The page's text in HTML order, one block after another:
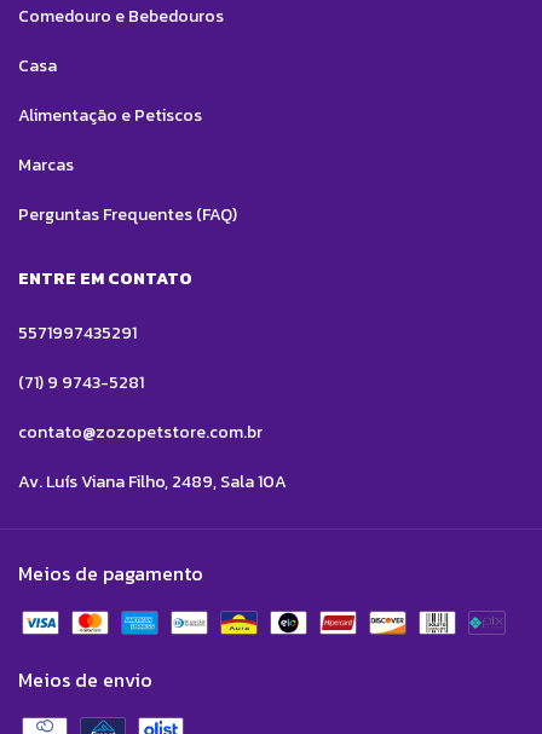
Comedouro e Bebedouros
Casa
Alimentação e Petiscos
Marcas
Perguntas Frequentes (FAQ)
ENTRE EM CONTATO
5571997435291
(71) 9 9743-5281
contato@zozopetstore.com.br
Av. Luís Viana Filho, 2489, Sala 10A
Meios de pagamento
Meios de envio